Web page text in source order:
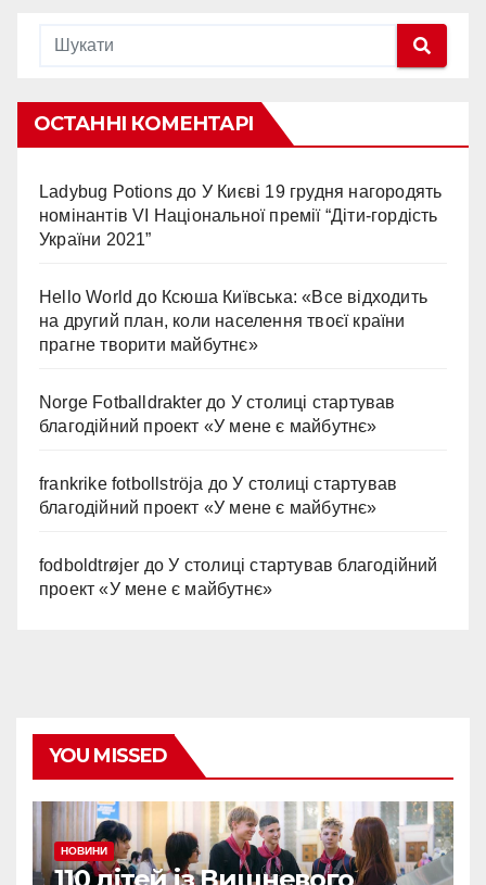
ОСТАННІ КОМЕНТАРІ
Ladybug Potions до У Києві 19 грудня нагородять
номінантів VI Національної премії “Діти-гордість
України 2021”
Hello World до Ксюша Київська: «Все відходить
на другий план, коли населення твоєї країни
прагне творити майбутнє»
Norge Fotballdrakter до У столиці стартував
благодійний проект «У мене є майбутнє»
frankrike fotbollströja доУ столиці стартував
благодійний проект «У мене є майбутнє»
fodboldtrøjer доУ столиці стартував благодійний
проект «У мене є майбутнє»
YOU MISSED
НОВИНИ